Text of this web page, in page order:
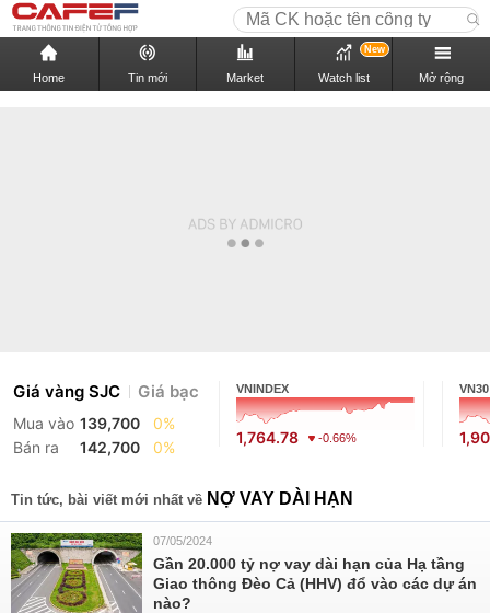
Home Tin mới Market Watch list
New
Mở rộng
Giá vàng SJC Giá bạc
Mua vào 139,700
0%
Bán ra
142,700 0%
VNINDEX
1,764.78 -0.66%
VN30
Tin tức, bài viết mới nhất về NỢ VAY DÀI HẠN
07/05/2024
Gần 20.000 tỷ nợ vay dài hạn của Hạ tầng
Giao thông Đèo Cả (HHV) đổ vào các dự án
nào?